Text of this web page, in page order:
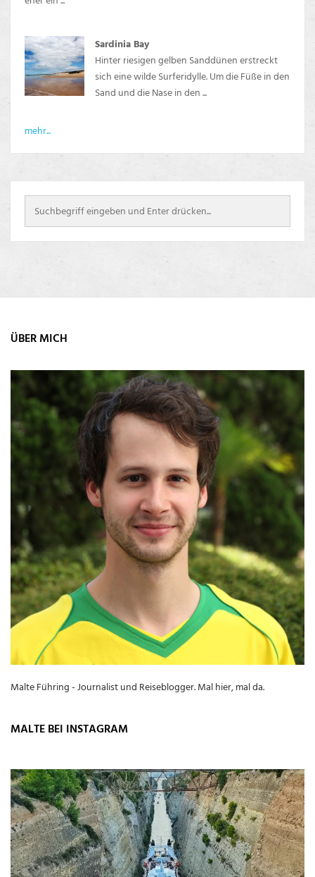
Sardinia Bay
Hinter riesigen gelben Sanddünen erstreckt
sich eine wilde Surferidylle. Um die Füße in den
Sand und die Nase in den ...
mehr...
ÜBER MICH
Malte Führing - Journalist und Reiseblogger. Mal hier, mal da.
MALTE BEI INSTAGRAM